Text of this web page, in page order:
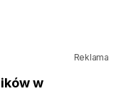
Reklama
w